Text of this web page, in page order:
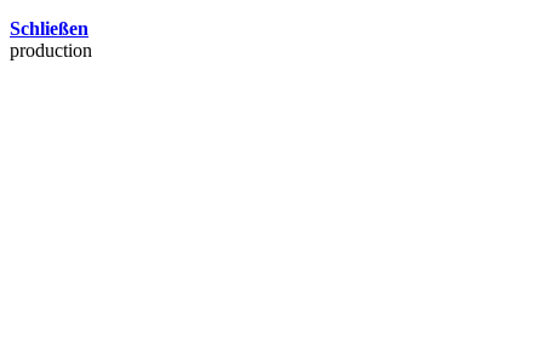
Schließen
production